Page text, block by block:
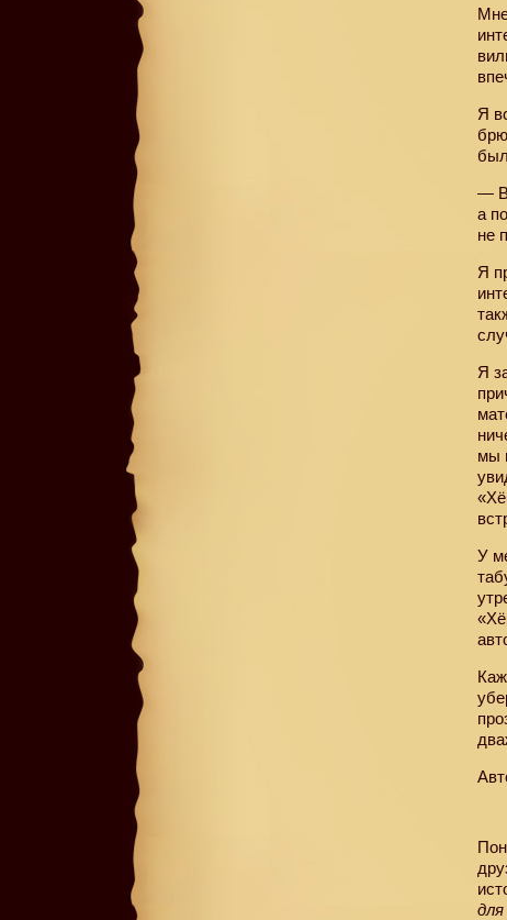
Я
—
а
не
Я
Я
мы
У